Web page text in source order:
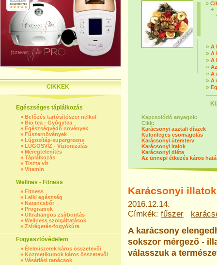
CIKKEK
Egészséges táplálkozás
» Befőzés tartósítószer nélkül
» Bio tea - Gyógytea
» Egészségvédő növények
» Fűszernövények
» Lúgosítás-supergreens
» LÚGOSVÍZ - Vízionizálás
» Méregtelenítés
» Táplálkozás
» Tiszta víz
» Vitamin
Wellnes - Fitness
» Fitness
» Lelki egészség
» Narancsbőr
» Programok
» Ultrahangos zsírbontás
» Wellness szolgáltatások
» Zsírégetés-fogyókúra
Fogyasztóvédelem
» Élelmiszerek káros összetevői
» Kozmetikumok káros összetevői
» Vásárlási tanácsok
»
+
» A
» A
» A
»
» A
» A
»
Kapcsolódó anyagok:
Cikk:
Karácsonyi asztali díszek
Különleges csomagolás
Karácsonyi ütemterv
Karácsonyi italok
Karácsonyi diéta
Az ünnepi étkezés káros
Karácsonyi illatok
2016.12.14.
Címkék: fűszer
A karácsony
sokszor mérgező -
válasszuk a